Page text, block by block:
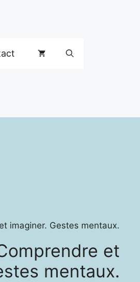
imaginer. Gestes mentaux.
et
mentaux.